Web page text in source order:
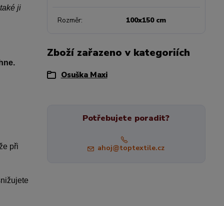
ji
při
Rozměr 100x150 cm
Zboží zařazeno v kategoriích
Osuška Maxi
Potřebujete poradit?
ahoj@toptextile.cz